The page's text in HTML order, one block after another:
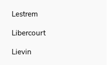
Lestrem
Libercourt
Lievin